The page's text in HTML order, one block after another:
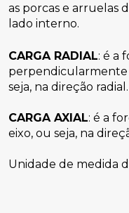
as porcas e arruelas
lado interno.
CARGA RADIAL: é a
perpendicularmente
seja, na direção radial.
CARGA AXIAL: é a
eixo, ou seja, na
Unidade de medida